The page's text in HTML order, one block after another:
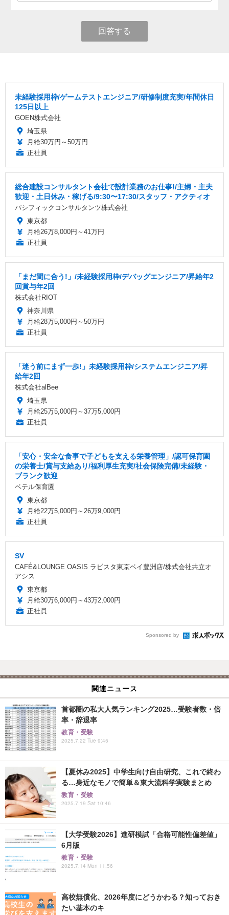
回答する
未経験採用枠/ゲームテストエンジニア/研修制度充実/年間休日
125日以上
GOEN株式会社
埼玉県
月給30万円～50万円
正社員
総合建設コンサルタント会社で設計業務のお仕事!/主婦・主夫
歓迎・土日休み・稼げる/9:30〜17:30/スタッフ・アクティオ
パシフィックコンサルタンツ株式会社
東京都
月給26万8,000円～41万円
正社員
「まだ間に合う!」/未経験採用枠/デバッグエンジニア/昇給年2
回賞与年2回
株式会社RIOT
神奈川県
月給28万5,000円～50万円
正社員
「迷う前にまず一歩!」未経験採用枠/システムエンジニア/昇
給年2回
株式会社alBee
埼玉県
月給25万5,000円～37万5,000円
正社員
「安心・安全な食事で子どもを支える栄養管理」/認可保育園
の栄養士/賞与支給あり/福利厚生充実/社会保険完備/未経験・
ブランク歓迎
ベテル保育園
東京都
月給22万5,000円～26万9,000円
正社員
SV
CAFÉ&LOUNGE OASIS ラビスタ東京ベイ豊洲店/株式会社共立オ
アシス
東京都
月給30万6,000円～43万2,000円
正社員
Sponsored by
関連ニュース
首都圏の私大人気ランキング2025…受験者数・倍
率・辞退率
教育・受験
2025.7.22 Tue 9:45
【夏休み2025】中学生向け自由研究、これで終わ
る…身近なモノで簡単＆東大流科学実験まとめ
教育・受験
2025.7.19 Sat 10:46
【大学受験2026】進研模試「合格可能性偏差値」
6月版
教育・受験
2025.7.14 Mon 11:56
高校無償化、2026年度にどうかわる？知っておき
たい基本のキ